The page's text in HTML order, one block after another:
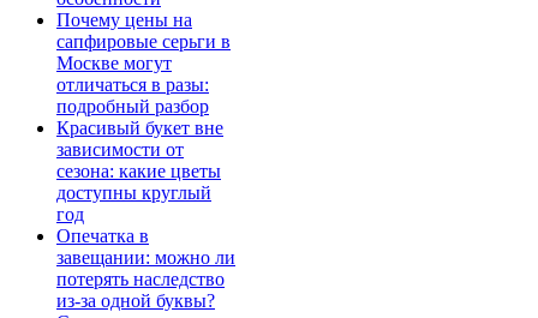
Почему цены на
сапфировые серьги в
Москве могут
отличаться в разы:
подробный разбор
Красивый букет вне
зависимости от
сезона: какие цветы
доступны круглый
год
Опечатка в
завещании: можно ли
потерять наследство
из-за одной буквы?